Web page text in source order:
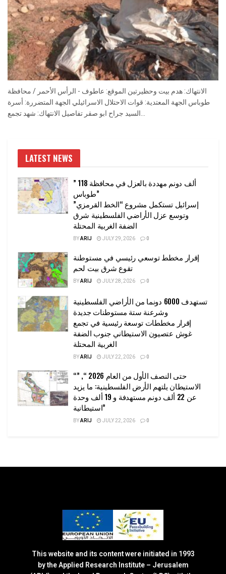
الانتهاك: هدم بيت وحظيرتين الموقع: عاطوف - الرأس الأحمر / محافظة
طوباس الجهة المعتدية: قوات الاحتلال الاسرائيلي الجهة المتضررة: أسرة
LATEST NEWS
” 118 ألف دونم مهددة بالعزل في محافظة
طوباس”
إسرائيل تستكمل مشروع “الخط القرمزي”
وتوسع عزل الأراضي الفلسطينية شرق
الضفة الغربية المحتلة
BYARIJ JULY 29, 2026 0
إقرار مخطط توسعي رئيسي في مستوطنة
تقوع شرق بيت لحم
BYARIJ JULY 28, 2026 0
تستهدف 6000 دونما من الأراضي الفلسطينية
وشرعنة ستة مستوطنات جديدة
إقرار مخططات توسعة رئيسية في تجمع
غوش عتصيون الاستيطاني جنوب الضفة
الغربية المحتلة
BYARIJ JULY 22, 2026 0
“حتى النصف الأول من العام 2026 “, ”
الاستيطان يلتهم الأرض الفلسطينية: ما يزيد
عن 22 ألف دونم مستهدفة و 19 ألف وحدة
استيطانية”
BYARIJ JULY 22, 2026 0
This website and its content were initiated in 1993
by the Applied Research Institute – Jerusalem